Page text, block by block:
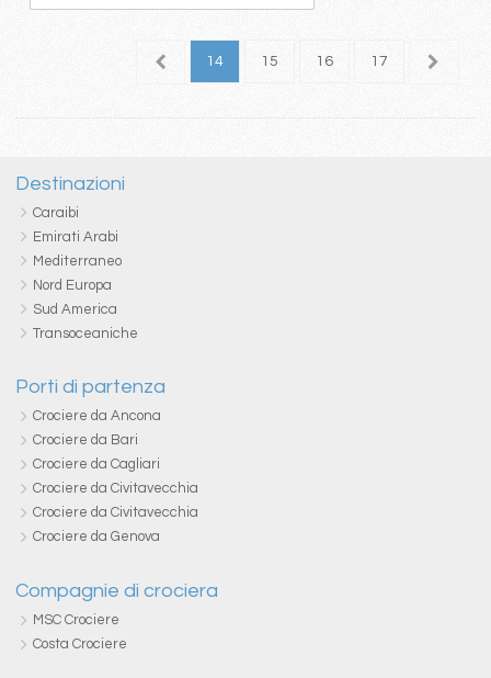
13 14 15 16 17 18
Destinazioni
Caraibi
Emirati Arabi
Mediterraneo
Nord Europa
Sud America
Transoceaniche
Porti di partenza
Crociere da Ancona
Crociere da Bari
Crociere da Cagliari
Crociere da Civitavecchia
Crociere da Civitavecchia
Crociere da Genova
Compagnie di crociera
MSC Crociere
Costa Crociere